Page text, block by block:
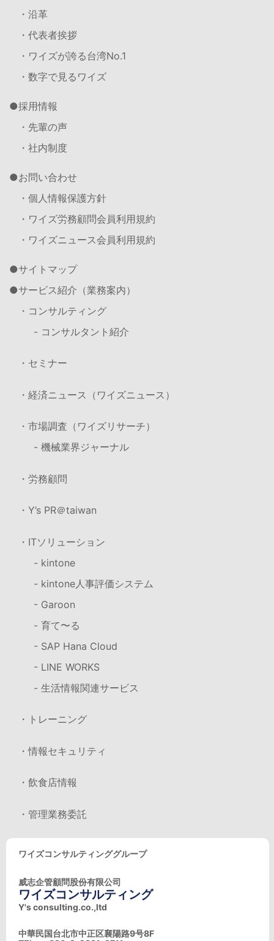
・沿革
・代表者挨拶
・ワイズが誇る台湾No.1
・数字で見るワイズ
採用情報
・先輩の声
・社内制度
お問い合わせ
・個人情報保護方針
・ワイズ労務顧問会員利用規約
・ワイズニュース会員利用規約
サイトマップ
サービス紹介（業務案内）
・コンサルティング
- コンサルタント紹介
・セミナー
・経済ニュース（ワイズニュース）
・市場調査（ワイズリサーチ）
- 機械業界ジャーナル
・労務顧問
・Y’s PR＠taiwan
・ITソリューション
- kintone
- kintone人事評価システム
- Garoon
- 育て〜る
- SAP Hana Cloud
- LINE WORKS
- 生活情報関連サービス
・トレーニング
・情報セキュリティ
・飲食店情報
・管理業務委託
ワイズコンサルティンググループ
威志企管顧問股份有限公司
ワイズコンサルティング
Y's consulting.co.,ltd
中華民国台北市中正区襄陽路9号8F